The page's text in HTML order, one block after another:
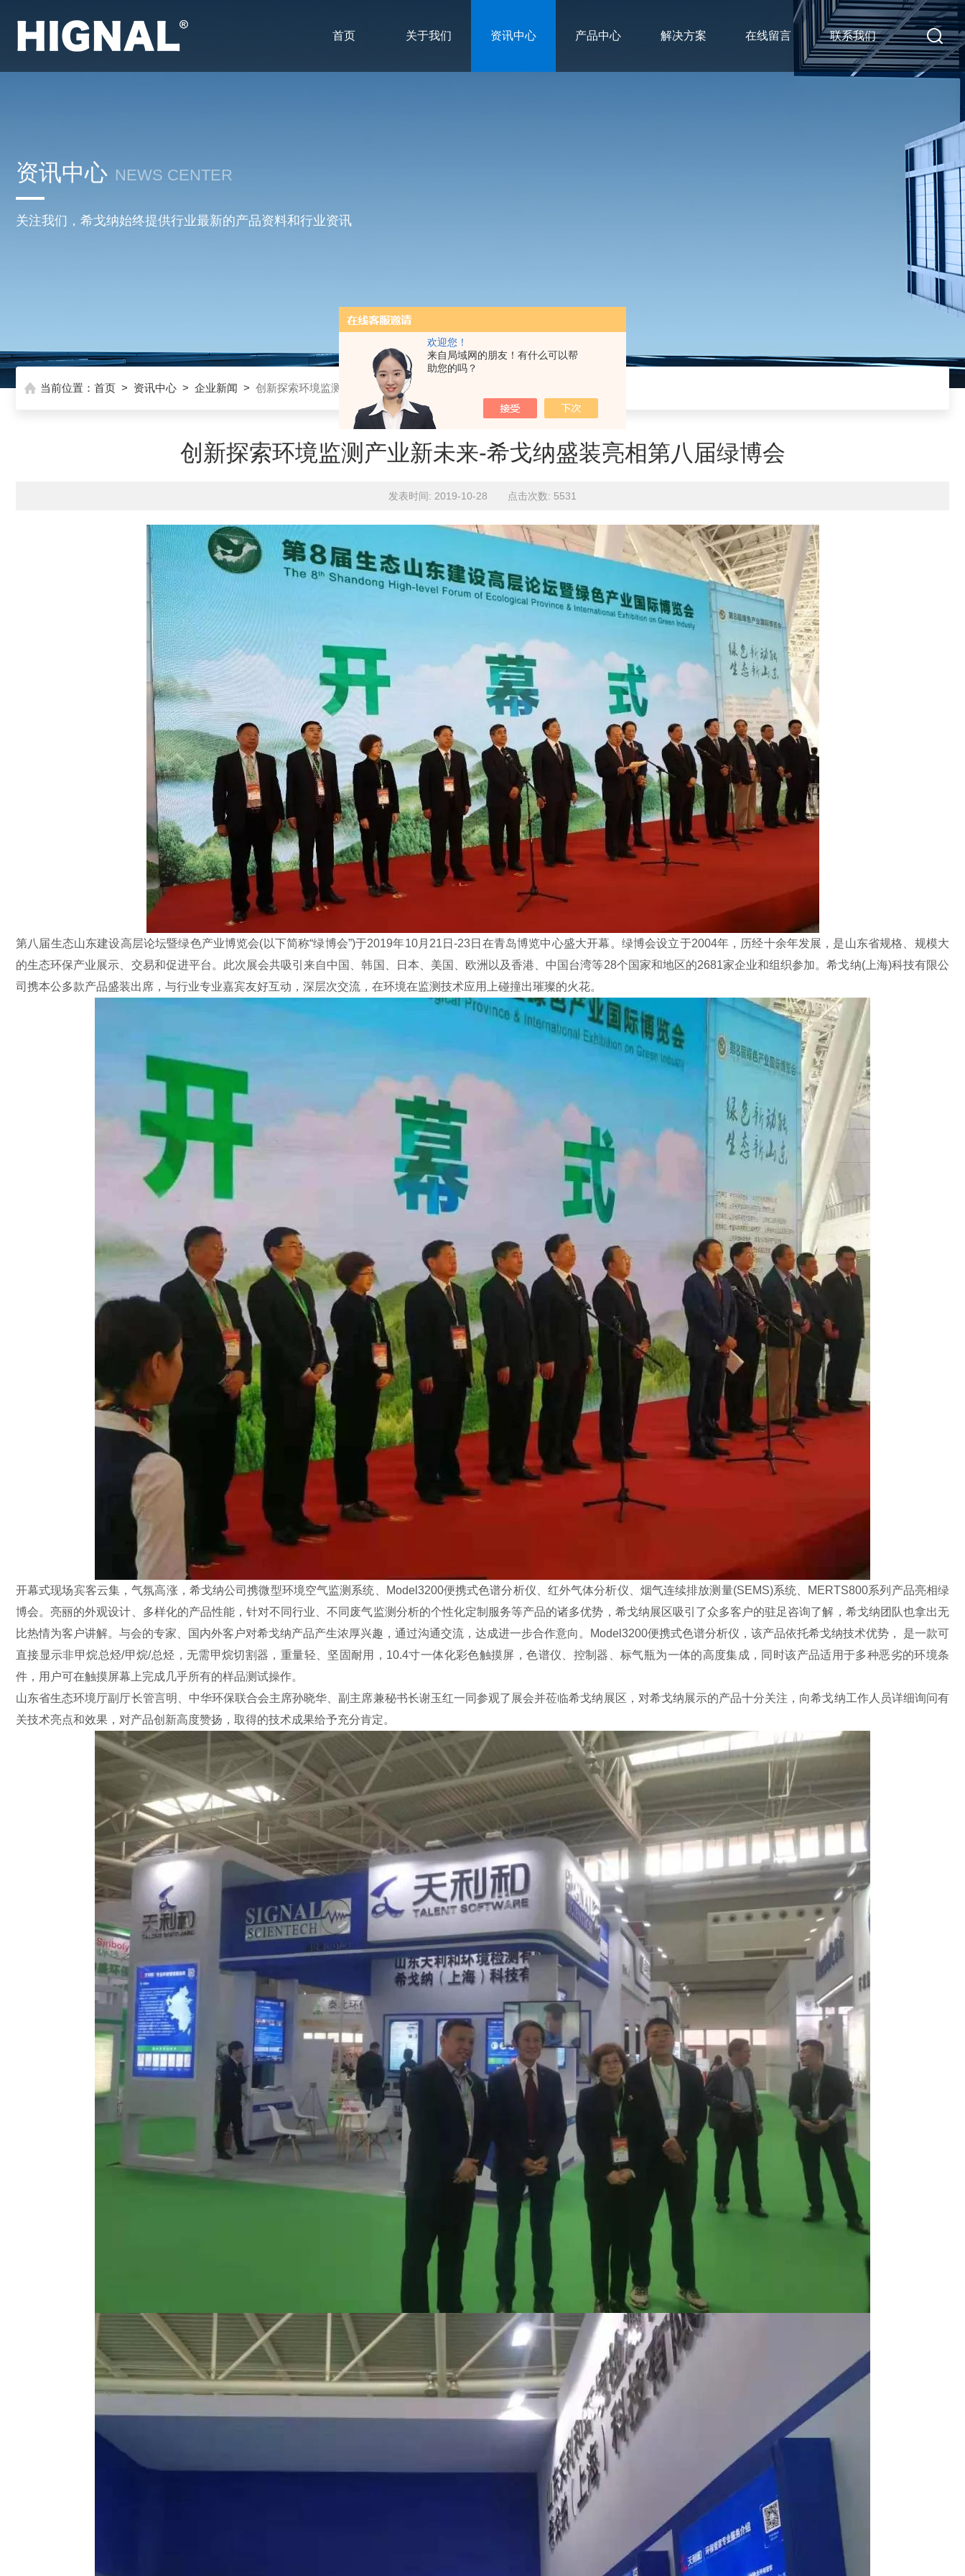
欢迎您！
来自局域网的朋友！有什么可以帮
助您的吗？
首页 关于我们 资讯中心 产品中心 解决方案 在线留言 联系我们
资讯中心 NEWS CENTER
关注我们，希戈纳始终提供行业最新的产品资料和行业资讯
当前位置： 首页 > 资讯中心 > 企业新闻 > 创新探索环境监测产业新未来-希戈纳盛装亮相第八届绿博会
创新探索环境监测产业新未来-希戈纳盛装亮相第八届绿博会
发表时间: 2019-10-28 点击次数: 5531
第八届生态山东建设高层论坛暨绿色产业博览会(以下简称“绿博会”)于2019年10月21日-23日在青岛博览中心盛大开幕。绿博会设立于2004年，历经十余年发展，是山东省规格、规模大
的生态环保产业展示、交易和促进平台。此次展会共吸引来自中国、韩国、日本、美国、欧洲以及香港、中国台湾等28个国家和地区的2681家企业和组织参加。希戈纳(上海)科技有限公
司携本公多款产品盛装出席，与行业专业嘉宾友好互动，深层次交流，在环境在监测技术应用上碰撞出璀璨的火花。
开幕式现场宾客云集，气氛高涨，希戈纳公司携微型环境空气监测系统、Model3200便携式色谱分析仪、红外气体分析仪、烟气连续排放测量(SEMS)系统、MERTS800系列产品亮相绿
博会。亮丽的外观设计、多样化的产品性能，针对不同行业、不同废气监测分析的个性化定制服务等产品的诸多优势，希戈纳展区吸引了众多客户的驻足咨询了解，希戈纳团队也拿出无
比热情为客户讲解。与会的专家、国内外客户对希戈纳产品产生浓厚兴趣，通过沟通交流，达成进一步合作意向。Model3200便携式色谱分析仪，该产品依托希戈纳技术优势， 是一款可
直接显示非甲烷总烃/甲烷/总烃，无需甲烷切割器，重量轻、坚固耐用，10.4寸一体化彩色触摸屏，色谱仪、控制器、标气瓶为一体的高度集成，同时该产品适用于多种恶劣的环境条
件，用户可在触摸屏幕上完成几乎所有的样品测试操作。
山东省生态环境厅副厅长管言明、中华环保联合会主席孙晓华、副主席兼秘书长谢玉红一同参观了展会并莅临希戈纳展区，对希戈纳展示的产品十分关注，向希戈纳工作人员详细询问有
关技术亮点和效果，对产品创新高度赞扬，取得的技术成果给予充分肯定。